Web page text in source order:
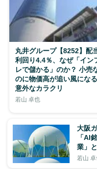
丸井グループ【8252】配
利回り4.4％、なぜ「イン
レで儲かる」のか？ 小売
のに物価高が追い風になる
意外なカラクリ
若山 卓也
大阪
「AI
業」
若山